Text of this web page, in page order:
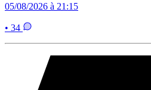
05/08/2026 à 21:15
• 34